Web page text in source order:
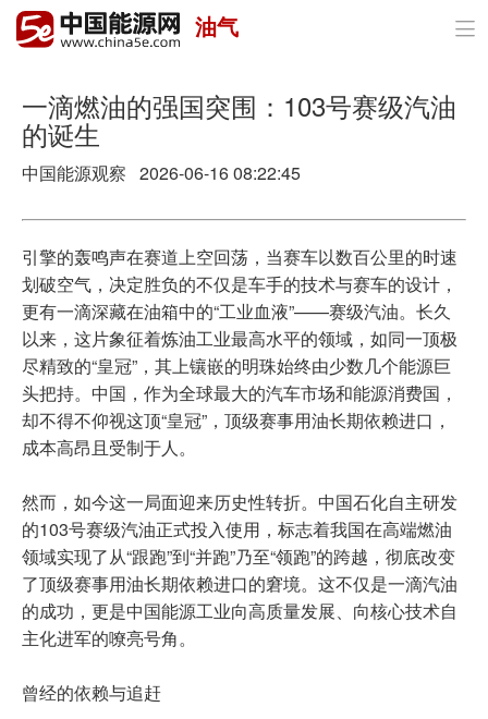
首页
政策与经济
电力
新能源
节能环保
分布式能源
油气 
一滴燃油的强国突围：103号赛级汽油
的诞生
中国能源观察 2026-06-16 08:22:45
引擎的轰鸣声在赛道上空回荡，当赛车以数百公里的时速
划破空气，决定胜负的不仅是车手的技术与赛车的设计，
更有一滴深藏在油箱中的“工业血液”——赛级汽油。长久
以来，这片象征着炼油工业最高水平的领域，如同一顶极
尽精致的“皇冠”，其上镶嵌的明珠始终由少数几个能源巨
头把持。中国，作为全球最大的汽车市场和能源消费国，
却不得不仰视这顶“皇冠”，顶级赛事用油长期依赖进口，
成本高昂且受制于人。
然而，如今这一局面迎来历史性转折。中国石化自主研发
的103号赛级汽油正式投入使用，标志着我国在高端燃油
领域实现了从“跟跑”到“并跑”乃至“领跑”的跨越，彻底改变
了顶级赛事用油长期依赖进口的窘境。这不仅是一滴汽油
的成功，更是中国能源工业向高质量发展、向核心技术自
主化进军的嘹亮号角。
曾经的依赖与追赶